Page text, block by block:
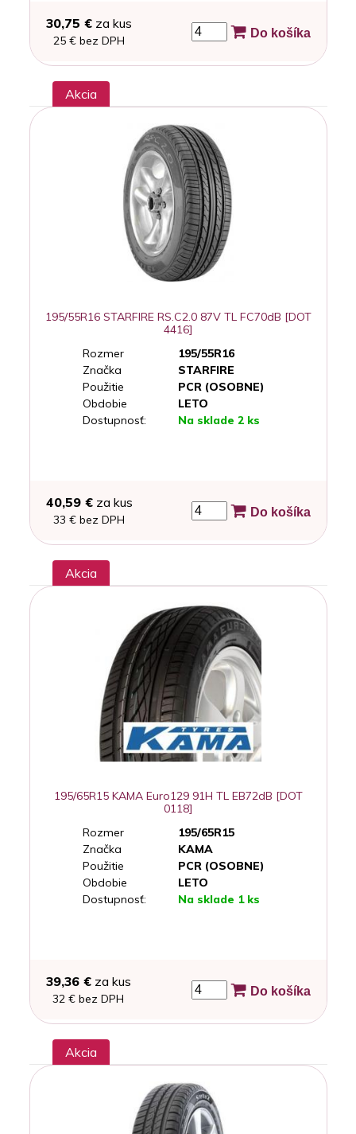
30,75 €za kus
25 € bez DPH
Do košíka
Akcia
195/55R16 STARFIRE RS.C2.0 87V TL FC70dB [DOT
4416]
Rozmer
195/55R16
Značka
STARFIRE
Použitie
PCR (OSOBNE)
Obdobie
LETO
Dostupnosť:
Na sklade 2 ks
40,59 €za kus
33 € bez DPH
Do košíka
Akcia
195/65R15 KAMA Euro129 91H TL EB72dB [DOT
0118]
Rozmer
195/65R15
Značka
KAMA
Použitie
PCR (OSOBNE)
Obdobie
LETO
Dostupnosť:
Na sklade 1 ks
39,36 €za kus
32 € bez DPH
Do košíka
Akcia